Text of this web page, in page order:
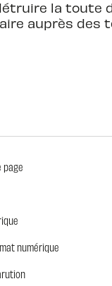
la toute
auprès
page
numérique